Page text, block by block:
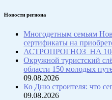
Новости региона
Многодетным семьям
сертификаты на
АСТРОПРОГНОЗ НА 10-
Окружной туристский
области 150 молодых
09.08.2026
Ко Дню строителя: что
09.08.2026